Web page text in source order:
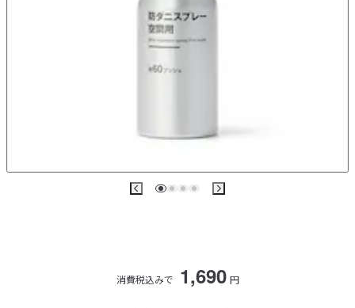
消費税込みで 1,690 円